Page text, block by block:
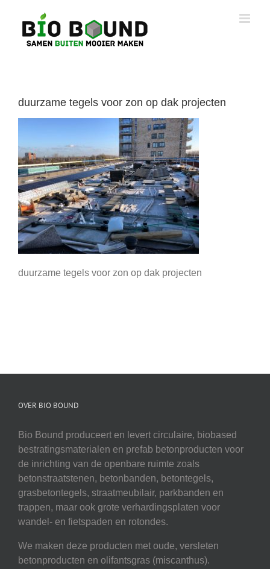
inhoud
duurzame tegels voor zon op dak projecten
duurzame tegels voor zon op dak projecten
OVER BIO BOUND
Bio Bound produceert en levert circulaire, biobased
bestratingsmaterialen en prefab betonproducten voor
de inrichting van de openbare ruimte zoals
betonstraatstenen, betonbanden, betontegels,
grasbetontegels, straatmeubilair, parkbanden en
trappen, maar ook grote verhardingsplaten voor
wandel- en fietspaden en rotondes.
We maken deze producten met oude, versleten
betonproducten en olifantsgras (miscanthus).